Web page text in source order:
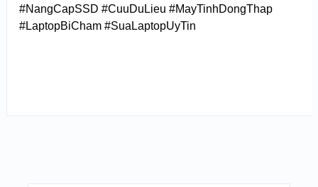
#NangCapSSD #CuuDuLieu #MayTinhDongThap
#LaptopBiCham #SuaLaptopUyTin